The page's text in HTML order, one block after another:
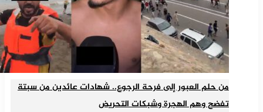
من حلم العبور إلى فرحة الرجوع.. شهادات عائدين من سبتة
تفضح وهم الهجرة وشبكات التحريض